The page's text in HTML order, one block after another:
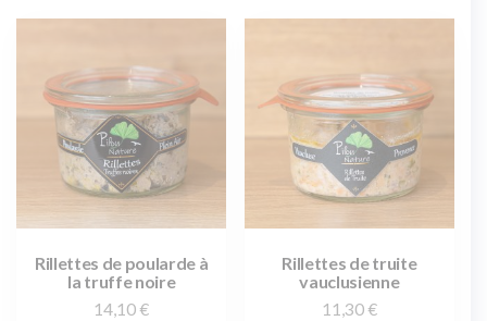
Rillettes de poularde à
la truffe noire
14,10 €
Rillettes de truite
vauclusienne
11,30 €